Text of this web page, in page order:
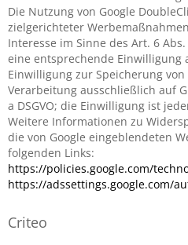
Die Nutzung von Google
zielgerichteter
Interesse im Sinne des Art. 6
eine entsprechende Einwilligung
Einwilligung zur Speicherung von
Verarbeitung ausschließlich auf
a DSGVO; die Einwilligung ist
Weitere Informationen zu
die von Google eingeblendeten
folgenden Links:
https://policies.google.com/
https://adssettings.google.com/
Criteo